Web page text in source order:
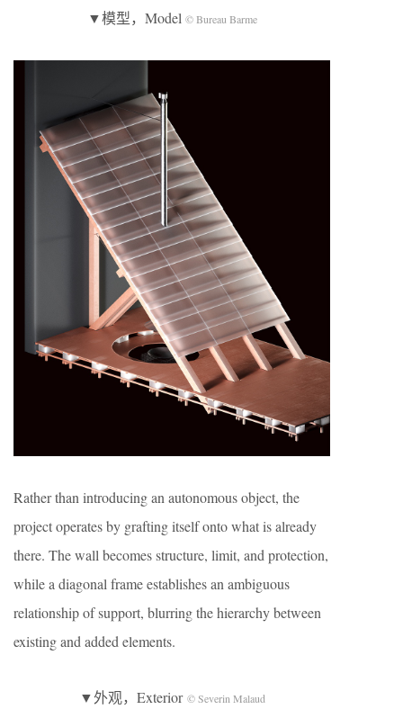
▼模型，Model © Bureau Barme
Rather than introducing an autonomous object, the
project operates by grafting itself onto what is already
there. The wall becomes structure, limit, and protection,
while a diagonal frame establishes an ambiguous
relationship of support, blurring the hierarchy between
existing and added elements.
▼外观，Exterior © Severin Malaud